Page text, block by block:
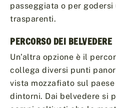
passeggiata o per godersi
trasparenti.
PERCORSO DEI BELVEDERE
Un’altra opzione è il
collega diversi punti
vista mozzafiato sul
dintorni. Dai belvedere si